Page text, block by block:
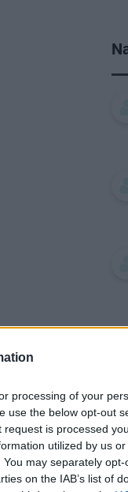
processing of your
use the below opt-out
is processed
utilized by us
may separately
on the IAB’s list of